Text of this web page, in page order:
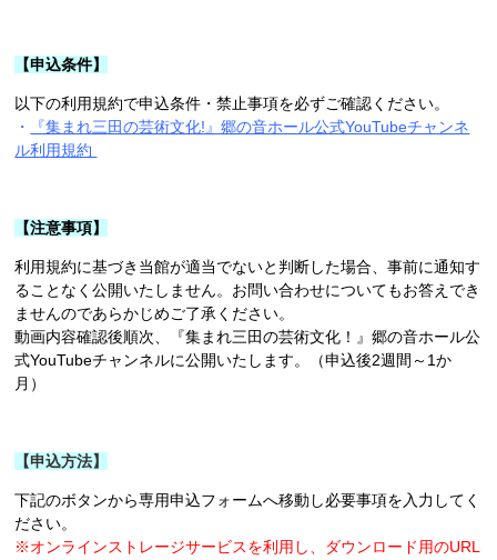
【申込条件】
以下の利用規約で申込条件・禁止事項を必ずご確認ください。
・
『集まれ三田の芸術文化!』郷の音ホール公式YouTubeチャンネ
ル利用規約
【注意事項】
利用規約に基づき当館が適当でないと判断した場合、事前に通知す
ることなく公開いたしません。お問い合わせについてもお答えでき
ませんのであらかじめご了承ください。
動画内容確認後順次、『集まれ三田の芸術文化！』郷の音ホール公
式YouTubeチャンネルに公開いたします。（申込後2週間～1か
月）
【申込方法】
下記のボタンから専用申込フォームへ移動し必要事項を入力してく
ださい。
※オンラインストレージサービスを利用し、ダウンロード用のURL